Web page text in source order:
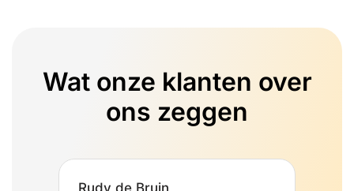
Wat onze klanten over
ons zeggen